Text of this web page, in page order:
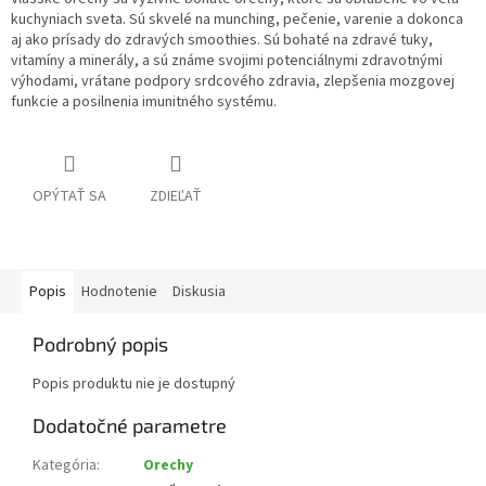
kuchyniach sveta. Sú skvelé na munching, pečenie, varenie a dokonca
aj ako prísady do zdravých smoothies. Sú bohaté na zdravé tuky,
vitamíny a minerály, a sú známe svojimi potenciálnymi zdravotnými
výhodami, vrátane podpory srdcového zdravia, zlepšenia mozgovej
funkcie a posilnenia imunitného systému.
OPÝTAŤ SA ZDIEĽAŤ
Popis Hodnotenie Diskusia
Podrobný popis
Popis produktu nie je dostupný
Dodatočné parametre
Kategória:
Orechy